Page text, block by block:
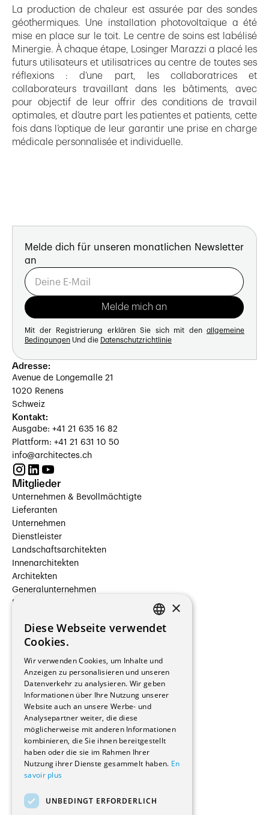
La production de chaleur est assurée par des sondes
géothermiques. Une installation photovoltaïque a été
mise en place sur le toit. Le centre de soins est labélisé
Minergie. À chaque étape, Losinger Marazzi a placé les
futurs utilisateurs et utilisatrices au centre de toutes ses
réflexions : d’une part, les collaboratrices et
collaborateurs travaillant dans les bâtiments, avec
pour objectif de leur offrir des conditions de travail
optimales, et d’autre part les patientes et patients, cette
fois dans l’optique de leur garantir une prise en charge
médicale personnalisée et individuelle.
Melde dich für unseren monatlichen Newsletter
an
Mit der Registrierung erklären Sie sich mit den allgemeine
Bedingungen Und die Datenschutzrichtlinie
Adresse:
Avenue de Longemalle 21
1020 Renens
Schweiz
Kontakt:
Ausgabe: +41 21 635 16 82
Plattform: +41 21 631 10 50
info@architectes.ch
Mitglieder
Unternehmen & Bevollmächtigte
Lieferanten
Unternehmen
Dienstleister
Landschaftsarchitekten
Innenarchitekten
Architekten
Generalunternehmen
Beauftragte Unternehmen
Hersteller/Lieferanten
Bauherrschaften
Immobilienverwaltungsgesellschaften
Stockwerkeigentum
Reportagen
Wohnungen
Renovierungen
Innere Umbauten
Gastgewerbe und Tourismus
Verwaltungsgebäude und Geschäfte
Schuleinrichtungen
Medizinische Einrichtungen
Kultur - Sport - Freizeit
FRENCH
×
Diese Webseite verwendet
Cookies.
Wir verwenden Cookies, um Inhalte und
Anzeigen zu personalisieren und unseren
Datenverkehr zu analysieren. Wir geben
Informationen über Ihre Nutzung unserer
Website auch an unsere Werbe- und
Analysepartner weiter, die diese
möglicherweise mit anderen Informationen
kombinieren, die Sie ihnen bereitgestellt
haben oder die sie im Rahmen Ihrer
Nutzung ihrer Dienste gesammelt haben. En
savoir plus
UNBEDINGT ERFORDERLICH